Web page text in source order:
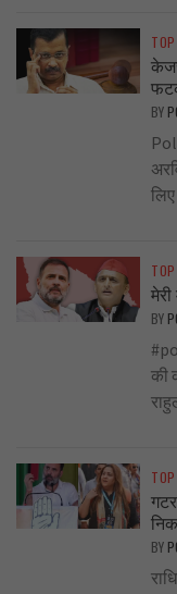
BY
BY
की
BY